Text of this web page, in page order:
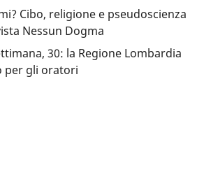
Cibo, religione e pseudoscienza
Nessun Dogma
30: la Regione Lombardia
per gli oratori